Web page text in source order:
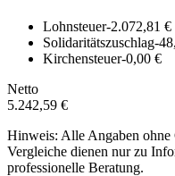
Lohnsteuer-2.072,81 €
Solidaritätszuschlag-
Kirchensteuer-0,00 €
Netto
5.242,59 €
Hinweis: Alle Angaben ohne
Vergleiche dienen nur zu
professionelle Beratung.